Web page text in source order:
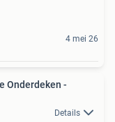
4 mei 26
Onderdeken -
Details